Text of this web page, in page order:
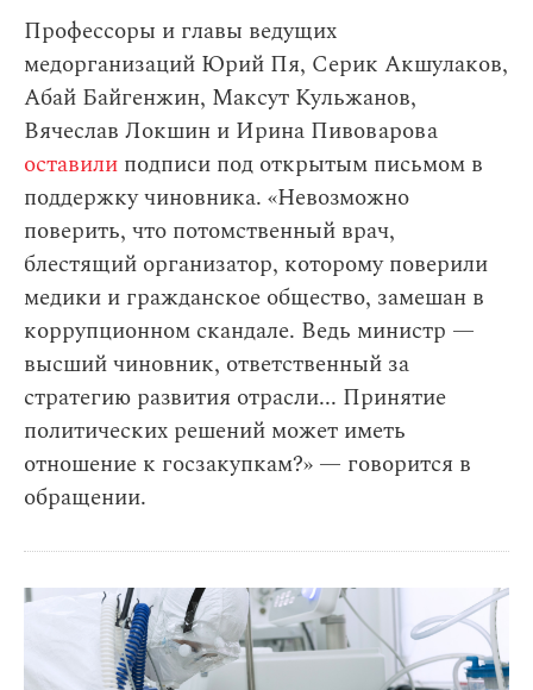
Профессоры и главы ведущих
медорганизаций Юрий Пя, Серик Акшулаков,
Абай Байгенжин, Максут Кульжанов,
Вячеслав Локшин и Ирина Пивоварова
оставили подписи под открытым письмом в
поддержку чиновника. «Невозможно
поверить, что потомственный врач,
блестящий организатор, которому поверили
медики и гражданское общество, замешан в
коррупционном скандале. Ведь министр —
высший чиновник, ответственный за
стратегию развития отрасли... Принятие
политических решений может иметь
отношение к госзакупкам?» — говорится в
обращении.